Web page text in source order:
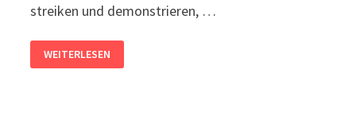
streiken und demonstrieren, …
DB
UND
GDL
WEITERLESEN